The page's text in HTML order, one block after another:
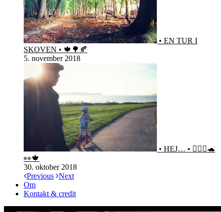
• EN TUR I
SKOVEN • 🍁🌳🍂
5. november 2018
• HEJ… • 🙋🏻‍♀️🐢
👀🍁
30. oktober 2018
Previous Next
Om
Kontakt & credit